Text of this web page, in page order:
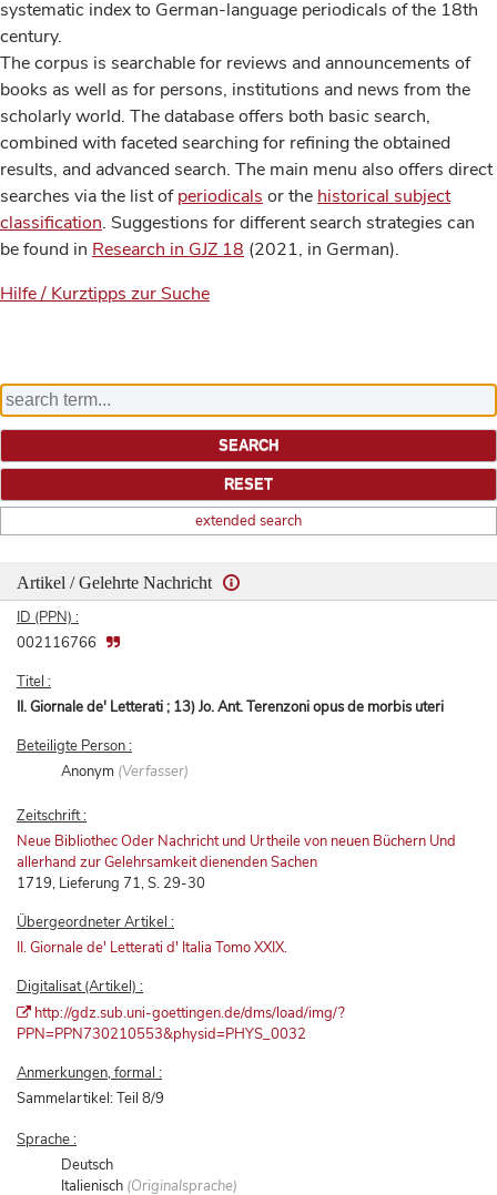
systematic index to German-language periodicals of the 18th
century.
The corpus is searchable for reviews and announcements of
books as well as for persons, institutions and news from the
scholarly world. The database offers both basic search,
combined with faceted searching for refining the obtained
results, and advanced search. The main menu also offers direct
searches via the list ofperiodicals or the historical subject
classification. Suggestions for different search strategies can
be found in Research in GJZ 18 (2021, in German).
Hilfe / Kurztipps zur Suche
extended search
Artikel / Gelehrte Nachricht
ID (PPN) :
002116766
Titel :
II. Giornale de' Letterati ; 13) Jo. Ant. Terenzoni opus de morbis uteri
Beteiligte Person :
Anonym (Verfasser)
Zeitschrift :
Neue Bibliothec Oder Nachricht und Urtheile von neuen Büchern Und
allerhand zur Gelehrsamkeit dienenden Sachen
1719, Lieferung 71, S. 29-30
Übergeordneter Artikel :
II. Giornale de' Letterati d' Italia Tomo XXIX.
Digitalisat (Artikel) :
http://gdz.sub.uni-goettingen.de/dms/load/img/?
PPN=PPN730210553&physid=PHYS_0032
Anmerkungen, formal :
Sammelartikel: Teil 8/9
Sprache :
Deutsch
Italienisch (Originalsprache)